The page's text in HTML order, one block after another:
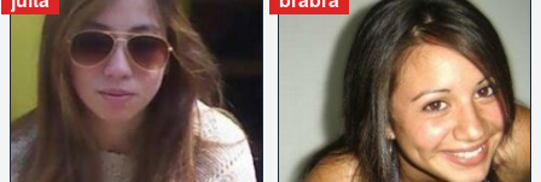
ZOBRAZIT INZERÁT ZOBRAZIT INZERÁT